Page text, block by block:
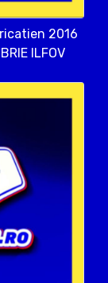
2016
ILFOV